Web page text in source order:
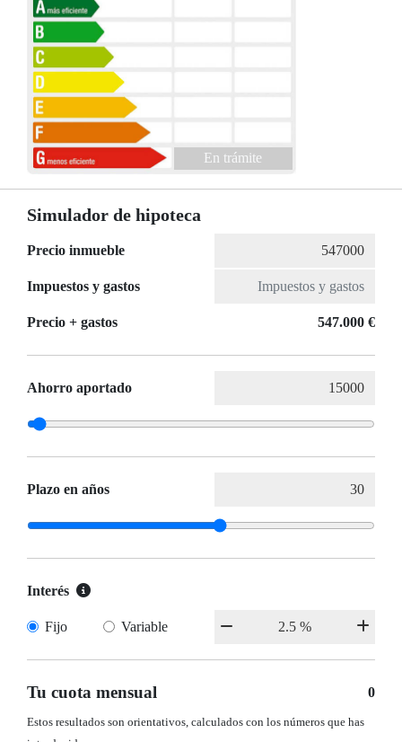
En trámite
Simulador de hipoteca
Precio inmueble
Impuestos y gastos
Precio + gastos 547.000 €
Ahorro aportado
Plazo en años
Interés
Fijo Variable
Tu cuota mensual 0
Estos resultados son orientativos, calculados con los números que has